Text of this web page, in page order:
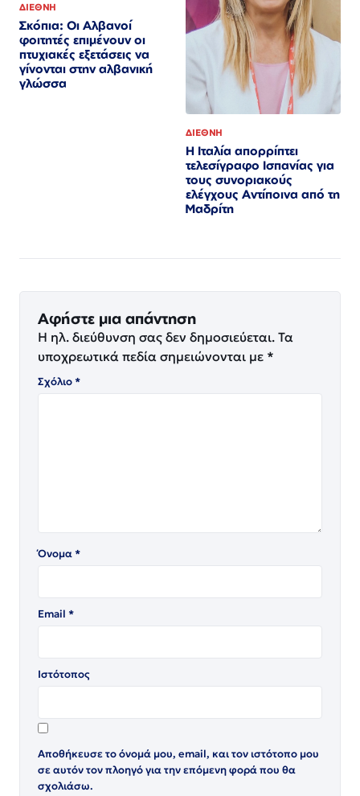
ΔΙΕΘΝΗ
Σκόπια: Οι Αλβανοί
φοιτητές επιμένουν οι
πτυχιακές εξετάσεις να
γίνονται στην αλβανική
γλώσσα
ΔΙΕΘΝΗ
Η Ιταλία απορρίπτει
τελεσίγραφο Ισπανίας για
τους συνοριακούς
ελέγχους Αντίποινα από τη
Μαδρίτη
Αφήστε μια απάντηση
Η ηλ. διεύθυνση σας δεν δημοσιεύεται. Τα
υποχρεωτικά πεδία σημειώνονται με *
Σχόλιο*
Όνομα*
Email *
Ιστότοπος
Αποθήκευσε το όνομά μου, email, και τον ιστότοπο μου
σε αυτόν τον πλοηγό για την επόμενη φορά που θα
σχολιάσω.